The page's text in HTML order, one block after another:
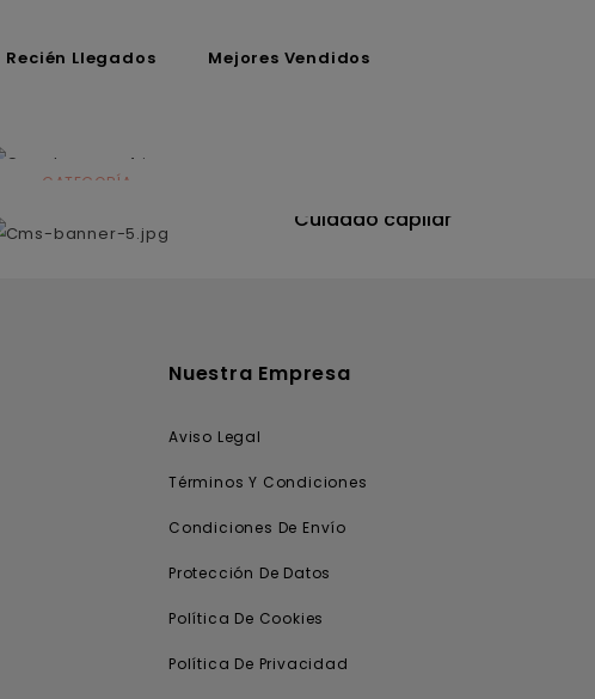
Recién Llegados Mejores Vendidos
CATEGORÍA
Cuidado capilar
Nuestra Empresa
Aviso Legal
Términos Y Condiciones
Condiciones De Envío
Protección De Datos
Política De Cookies
Política De Privacidad